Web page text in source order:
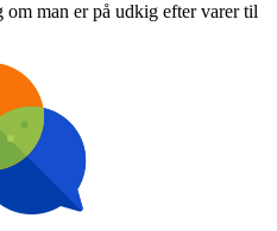
man er på udkig efter varer til